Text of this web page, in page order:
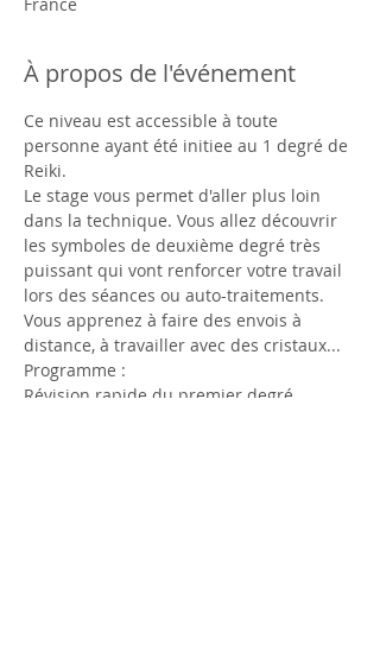
À propos de l'événement
Ce niveau est accessible à toute
personne ayant été initiee au 1 degré de
Reiki.
Le stage vous permet d'aller plus loin
dans la technique. Vous allez découvrir
les symboles de deuxième degré très
puissant qui vont renforcer votre travail
lors des séances ou auto-traitements.
Vous apprenez à faire des envois à
distance, à travailler avec des cristaux...
Programme :
Révision rapide du premier degré